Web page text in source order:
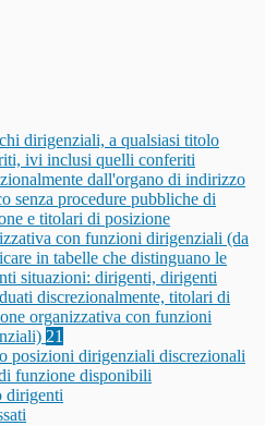
dirigenziali, a qualsiasi titolo
ivi inclusi quelli conferiti
dall'organo di indirizzo
senza procedure pubbliche di
e titolari di posizione
con funzioni dirigenziali (da
in tabelle che distinguano le
situazioni: dirigenti, dirigenti
discrezionalmente, titolari di
organizzativa con funzioni
21
posizioni dirigenziali discrezionali
funzione disponibili
dirigenti